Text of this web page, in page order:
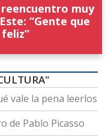
muy
“Gente que
vale la pena leerlos
de Pablo Picasso